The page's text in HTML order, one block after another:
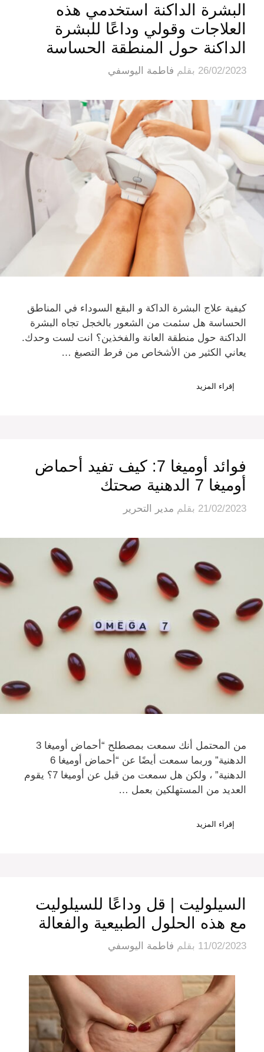
البشرة الداكنة استخدمي هذه
العلاجات وقولي وداعًا للبشرة
الداكنة حول المنطقة الحساسة
26/02/2023 بقلم فاطمة اليوسفي
كيفية علاج البشرة الداكة و البقع السوداء في المناطق
الحساسة هل سئمت من الشعور بالخجل تجاه البشرة
الداكنة حول منطقة العانة والفخذين؟ انت لست وحدك.
يعاني الكثير من الأشخاص من فرط التصبغ …
إقراء المزيد
فوائد أوميغا 7: كيف تفيد أحماض
أوميغا 7 الدهنية صحتك
21/02/2023 بقلم مدير التحرير
من المحتمل أنك سمعت بمصطلح “أحماض أوميغا 3
الدهنية” وربما سمعت أيضًا عن “أحماض أوميغا 6
الدهنية” ، ولكن هل سمعت من قبل عن أوميغا 7؟ يقوم
العديد من المستهلكين بعمل …
إقراء المزيد
السيلوليت | قل وداعًا للسيلوليت
مع هذه الحلول الطبيعية والفعالة
11/02/2023 بقلم فاطمة اليوسفي